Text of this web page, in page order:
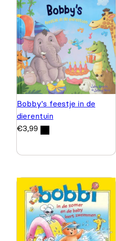
Bobby's feestje in de
dierentuin
€3,99